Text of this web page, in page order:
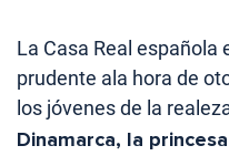
La Casa Real española
prudente ala hora de
los jóvenes de la
Dinamarca, la